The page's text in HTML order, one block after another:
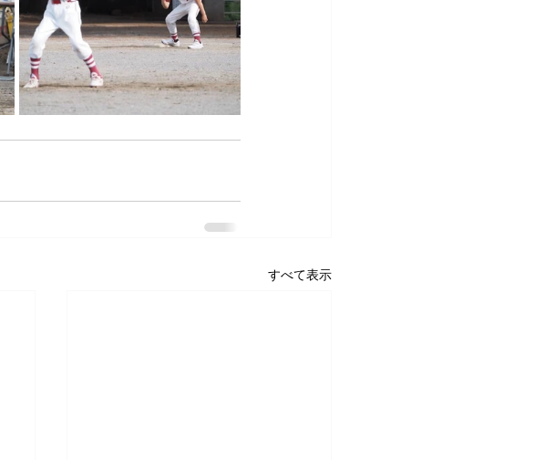
すべて表示